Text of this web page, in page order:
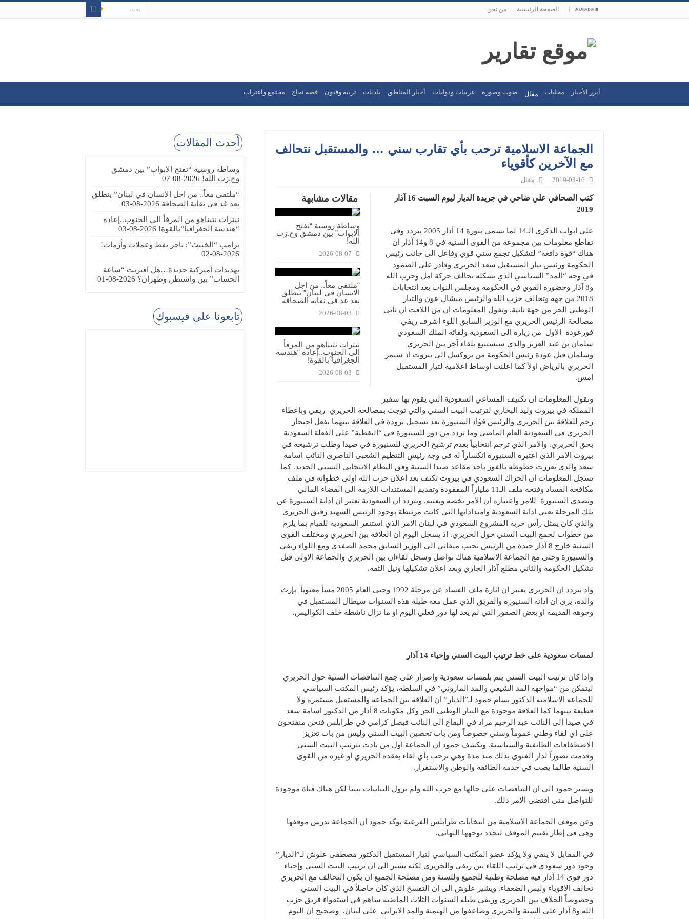
2026/08/08 الصفحة الرئيسية من نحن
أبرز الأخبار محليات مقال صوت وصورة عربيات ودوليات أخبار المناطق بلديات تربية وفنون قصة نجاح مجتمع واغتراب
الجماعة الاسلامية ترحب بأي تقارب سني … والمستقبل نتحالف
مع الآخرين كأقوياء
2019-03-16 مقال
مقالات مشابهة
وساطة روسية “تفتح
الابواب” بين دمشق وح.زب
الله!
2026-08-07
“ملتقى معاً.. من اجل
الانسان في لبنان” ينطلق
بعد غد في نقابة الصحافة
2026-08-03
نيترات نتيناهو من المرفأ
الى الجنوب..إعادة “هندسة
الجغرافيا”بالقوة!
2026-08-03
كتب الصحافي علي ضاحي في جريدة الديار ليوم السبت 16 آذار
2019
على ابواب الذكرى الـ14 لما يسمى بثورة 14 آذار 2005 يتردد وفي
تقاطع معلومات بين مجموعة من القوى السنية في 8 و14 آذار ان
هناك “قوة دافعة” لتشكيل تجمع سني قوي وفاعل الى جانب رئيس
الحكومة ورئيس تيار المستقبل سعد الحريري وقادر على الصمود
في وجه “المد” السياسي الذي يشكله تحالف حركة امل وحزب الله
و8 آذار وحضوره القوي في الحكومة ومجلس النواب بعد انتخابات
2018 من جهة وتحالف حزب الله والرئيس ميشال عون والتيار
الوطني الحر من جهة ثانية. وتقول المعلومات ان من اللافت ان تأتي
مصالحة الرئيس الحريري مع الوزير السابق اللوء اشرف ريفي
فورعودة الاول من زيارة الى السعودية ولقائه الملك السعودي
سلمان بن عبد العزيز والذي سيستتبع بلقاء آخر بين الحريري
وسلمان قبل عودة رئيس الحكومة من بروكسل الى بيروت اذ سيمر
الحريري بالرياض اولاً كما اعلنت اوساط اعلامية لتيار المستقبل
امس.
وتقول المعلومات ان تكثيف المساعي السعودية التي يقوم بها سفير
المملكة في بيروت وليد البخاري لترتيب البيت السني والتي توجت بمصالحة الحريري- ريفي وبإعطاء
زخم للعلاقة بين الحريري والرئيس فؤاد السنيورة بعد تسجيل برودة في العلاقة بينهما بفعل احتجاز
الحريري في السعودية العام الماضي وما تردد من دور للسنيورة في “التغطية” على الفعلة السعودية
بحق الحريري. والامر الذي ترجم انتخابياً بعدم ترشيح الحريري للسنيورة في صيدا وطلب ترشيحه في
بيروت الامر الذي اعتبره السنيورة انكساراً له في وجه رئيس التنظيم الشعبي الناصري النائب اسامة
سعد والذي تعززت حظوظه بالفوز باحد مقاعد صيدا السنية وفق النظام الانتخابي النسبي الجديد. كما
تسجل المعلومات ان الحراك السعودي في بيروت تكثف بعد اعلان حزب الله اولى خطواته في ملف
مكافحة الفساد وفتحه ملف الـ11 ملياراً المفقودة وتقديم المستندات اللازمة الى القضاء المالي
وتصدي السنيورة للامر واعتباره ان الامر يخصه ويعنيه. ويتردد ان السعودية تعتبر ان ادانة السنيورة عن
تلك المرحلة يعني ادانة السعودية وامتداداتها التي كانت مرتبطة بوجود الرئيس الشهيد رفيق الحريري
والذي كان يمثل رأس حربة المشروع السعودي في لبنان الامر الذي استنفر السعودية للقيام بما يلزم
من خطوات لجمع البيت السني حول الحريري. اذ يسجل اليوم ان العلاقة بين الحريري ومختلف القوى
السنية خارج 8 آذار جيدة من الرئيس نجيب ميقاتي الى الوزير السابق محمد الصفدي ومع اللواء ريفي
والسنيورة وحتى مع الجماعة الاسلامية هناك تواصل وسجل لقاءان بين الحريري والجماعة الاولى قبل
تشكيل الحكومة والثاني مطلع آذار الجاري وبعد اعلان تشكيلها ونيل الثقة.
واذ يتردد ان الحريري يعتبر ان اثارة ملف الفساد عن مرحلة 1992 وحتى العام 2005 مساً معنوياً بإرث
والده، يرى ان ادانة السنيورة والفريق الذي عمل معه طيلة هذه السنوات سيطال المستقبل في
وجوهه القديمة او بعض الصقور التي لم يعد لها دور فعلي اليوم او ما تزال ناشطة خلف الكواليس.
لمسات سعودية على خط ترتيب البيت السني وإحياء 14 آذار
واذا كان ترتيب البيت السني يتم بلمسات سعودية وإصرار على جمع التناقضات السنية حول الحريري
ليتمكن من “مواجهة المد الشيعي والمد الماروني” في السلطة، يؤكد رئيس المكتب السياسي
للجماعة الاسلامية الدكتور بسام حمود لـ”الديار” ان العلاقة بين الجماعة والمستقبل مستمرة ولا
قطيعة بينهما كما العلاقة موجودة مع التيار الوطني الحر وكل مكونات 8 آذار من الدكتور اسامة سعد
في صيدا الى النائب عبد الرحيم مراد في البقاع الى النائب فيصل كرامي في طرابلس فنحن منفتحون
على اي لقاء وطني عموماً وسني خصوصاً ومن باب تحصين البيت السني وليس من باب تعزيز
الاصطفافات الطائفية والسياسية. ويكشف حمود ان الجماعة اول من نادت بترتيب البيت السني
وقدمت تصوراً لدار الفتوى بذلك منذ مدة وهي ترحب بأي لقاء يعقده الحريري او غيره من القوى
السنية طالما يصب في خدمة الطائفة والوطن والاستقرار.
ويشير حمود الى ان التناقضات على حالها مع حزب الله ولم تزول التباينات بيننا لكن هناك قناة موجودة
للتواصل متى اقتضى الامر ذلك.
وعن موقف الجماعة الاسلامية من انتخابات طرابلس الفرعية يؤكد حمود ان الجماعة تدرس موقفها
وهي في إطار تقييم الموقف لتحدد توجهها النهائي.
في المقابل لا ينفي ولا يؤكد عضو المكتب السياسي لتيار المستقبل الدكتور مصطفى علوش لـ”الديار”
وجود دور سعودي في ترتيب اللقاء بين ريفي والحريري لكنه يشير الى ان ترتيب البيت السني وإحياء
دور قوى 14 آذار فيه مصلحة وطنية للجميع وللسنة ومن مصلحة الجميع ان يكون التحالف مع الحريري
تحالف الاقوياء وليس الضعفاء. ويشير علوش الى ان التفسخ الذي كان حاصلاً في البيت السني
وخصوصاً الخلاف بين الحريري وريفي طيلة السنوات الثلاث الماضية ساهم في استقواء فريق حزب
الله و8 آذار على السنة والحريري وضاعفوا من الهيمنة والمد الايراني على لبنان. وصحيح ان اليوم
أحدث المقالات
وساطة روسية “تفتح الابواب” بين دمشق
وح.زب الله! 2026-08-07
“ملتقى معاً.. من اجل الانسان في لبنان” ينطلق
بعد غد في نقابة الصحافة 2026-08-03
نيترات نتيناهو من المرفأ الى الجنوب..إعادة
“هندسة الجغرافيا”بالقوة! 2026-08-03
ترامب “الخبيث”: تاجر نفط وعملات وأزمات!
2026-08-02
تهديدات أميركية جديدة…هل اقتربت “ساعة
الحساب” بين واشنطن وطهران؟ 2026-08-01
تابعونا على فيسبوك